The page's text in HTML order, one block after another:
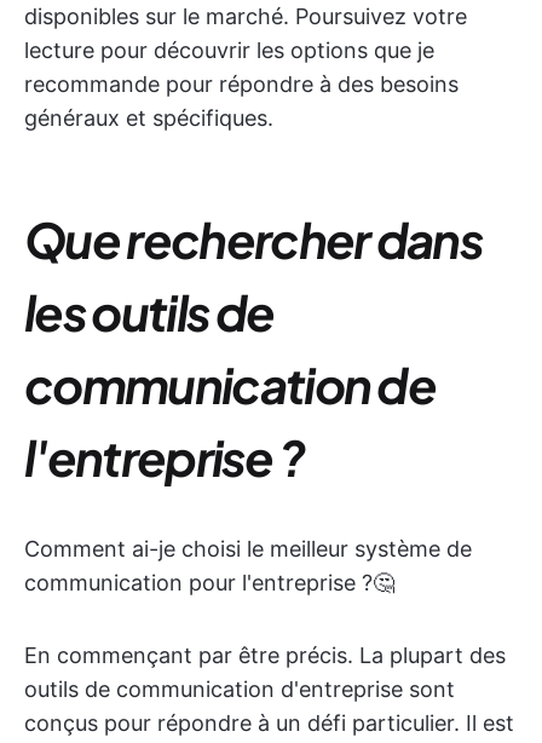
disponibles sur le marché. Poursuivez votre
lecture pour découvrir les options que je
recommande pour répondre à des besoins
généraux et spécifiques.
Que rechercher dans
les outils de
communication de
l'entreprise ?
Comment ai-je choisi le meilleur système de
communication pour l'entreprise ?🤔
En commençant par être précis. La plupart des
outils de communication d'entreprise sont
conçus pour répondre à un défi particulier. Il est